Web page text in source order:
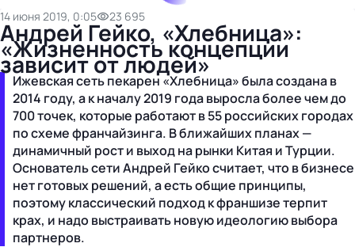
14 июня 2019, 0:05 23 695
Андрей Гейко, «Хлебница»:
«Жизненность концепции
зависит от людей»
Ижевская сеть пекарен «Хлебница» была создана в
2014 году, а к началу 2019 года выросла более чем до
700 точек, которые работают в 55 российских городах
по схеме франчайзинга. В ближайших планах —
динамичный рост и выход на рынки Китая и Турции.
Основатель сети Андрей Гейко считает, что в бизнесе
нет готовых решений, а есть общие принципы,
поэтому классический подход к франшизе терпит
крах, и надо выстраивать новую идеологию выбора
партнеров.